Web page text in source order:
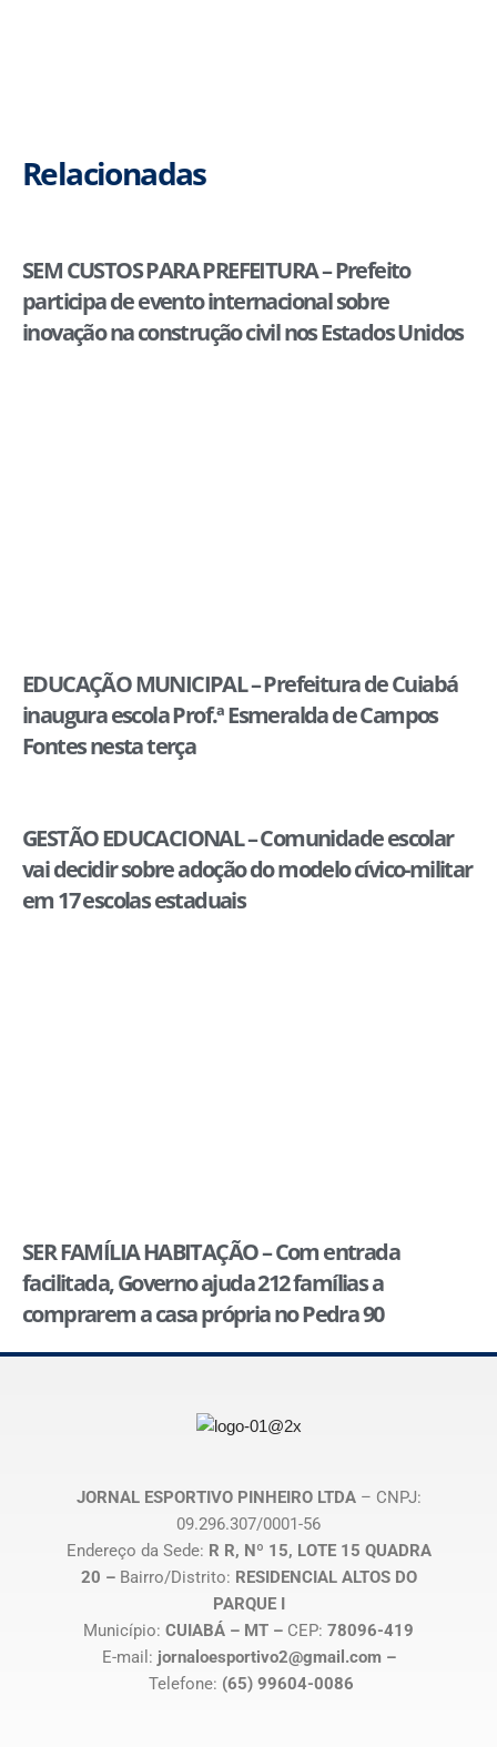
Relacionadas
SEM CUSTOS PARA PREFEITURA – Prefeito
participa de evento internacional sobre
inovação na construção civil nos Estados Unidos
EDUCAÇÃO MUNICIPAL – Prefeitura de Cuiabá
inaugura escola Prof.ª Esmeralda de Campos
Fontes nesta terça
GESTÃO EDUCACIONAL – Comunidade escolar
vai decidir sobre adoção do modelo cívico-militar
em 17 escolas estaduais
SER FAMÍLIA HABITAÇÃO – Com entrada
facilitada, Governo ajuda 212 famílias a
comprarem a casa própria no Pedra 90
JORNAL ESPORTIVO PINHEIRO LTDA– CNPJ:
09.296.307/0001-56
Endereço da Sede: R R, Nº 15, LOTE 15 QUADRA
20 – Bairro/Distrito: RESIDENCIAL ALTOS DO
PARQUE I
Município: CUIABÁ – MT – CEP: 78096-419
E-mail: jornaloesportivo2@gmail.com –
Telefone: (65) 99604-0086